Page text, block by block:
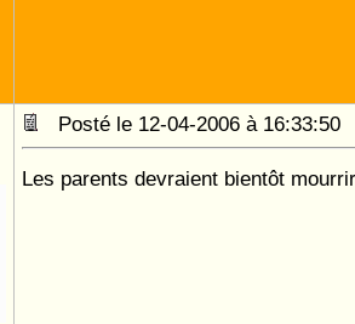
Posté le 12-04-2006 à
Les parents devraient bientôt